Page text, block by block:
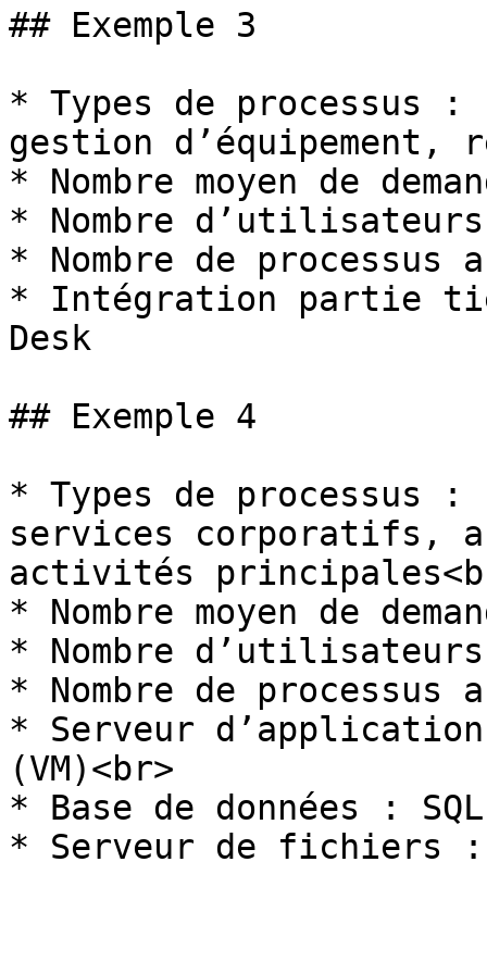
## Exemple 3
* Types de processus :
gestion d’équipement,
* Nombre moyen de
* Nombre
* Nombre de
* Intégration partie
Desk
## Exemple 4
* Types de processus :
services corporatifs,
activités
* Nombre moyen de
* Nombre
* Nombre de
* Serveur
(VM)<br>
* Base de données :